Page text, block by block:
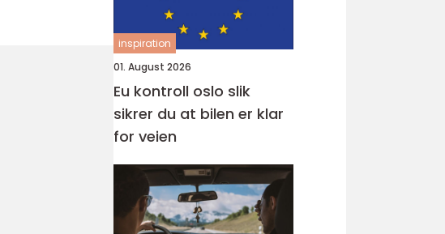
inspiration
01. August 2026
Eu kontroll oslo slik
sikrer du at bilen er klar
for veien